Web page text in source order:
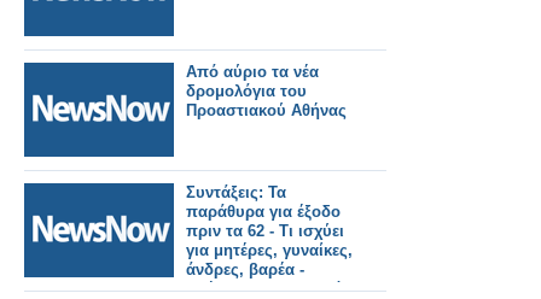
Από αύριο τα νέα
δρομολόγια του
Προαστιακού Αθήνας
Συντάξεις: Τα
παράθυρα για έξοδο
πριν τα 62 - Τι ισχύει
για μητέρες, γυναίκες,
άνδρες, βαρέα -
Πλήρης ασφαλιστικός